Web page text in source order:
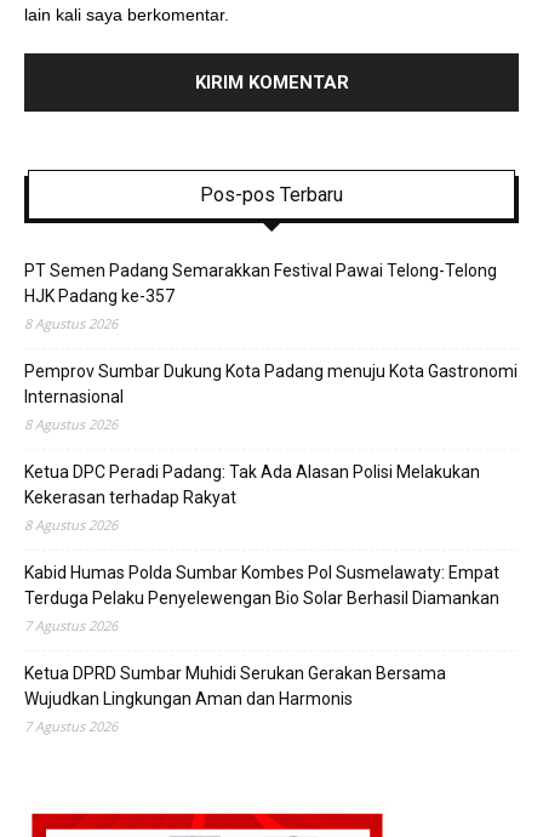
lain kali saya berkomentar.
Pos-pos Terbaru
PT Semen Padang Semarakkan Festival Pawai Telong-Telong
HJK Padang ke-357
8 Agustus 2026
Pemprov Sumbar Dukung Kota Padang menuju Kota Gastronomi
Internasional
8 Agustus 2026
Ketua DPC Peradi Padang: Tak Ada Alasan Polisi Melakukan
Kekerasan terhadap Rakyat
8 Agustus 2026
Kabid Humas Polda Sumbar Kombes Pol Susmelawaty: Empat
Terduga Pelaku Penyelewengan Bio Solar Berhasil Diamankan
7 Agustus 2026
Ketua DPRD Sumbar Muhidi Serukan Gerakan Bersama
Wujudkan Lingkungan Aman dan Harmonis
7 Agustus 2026